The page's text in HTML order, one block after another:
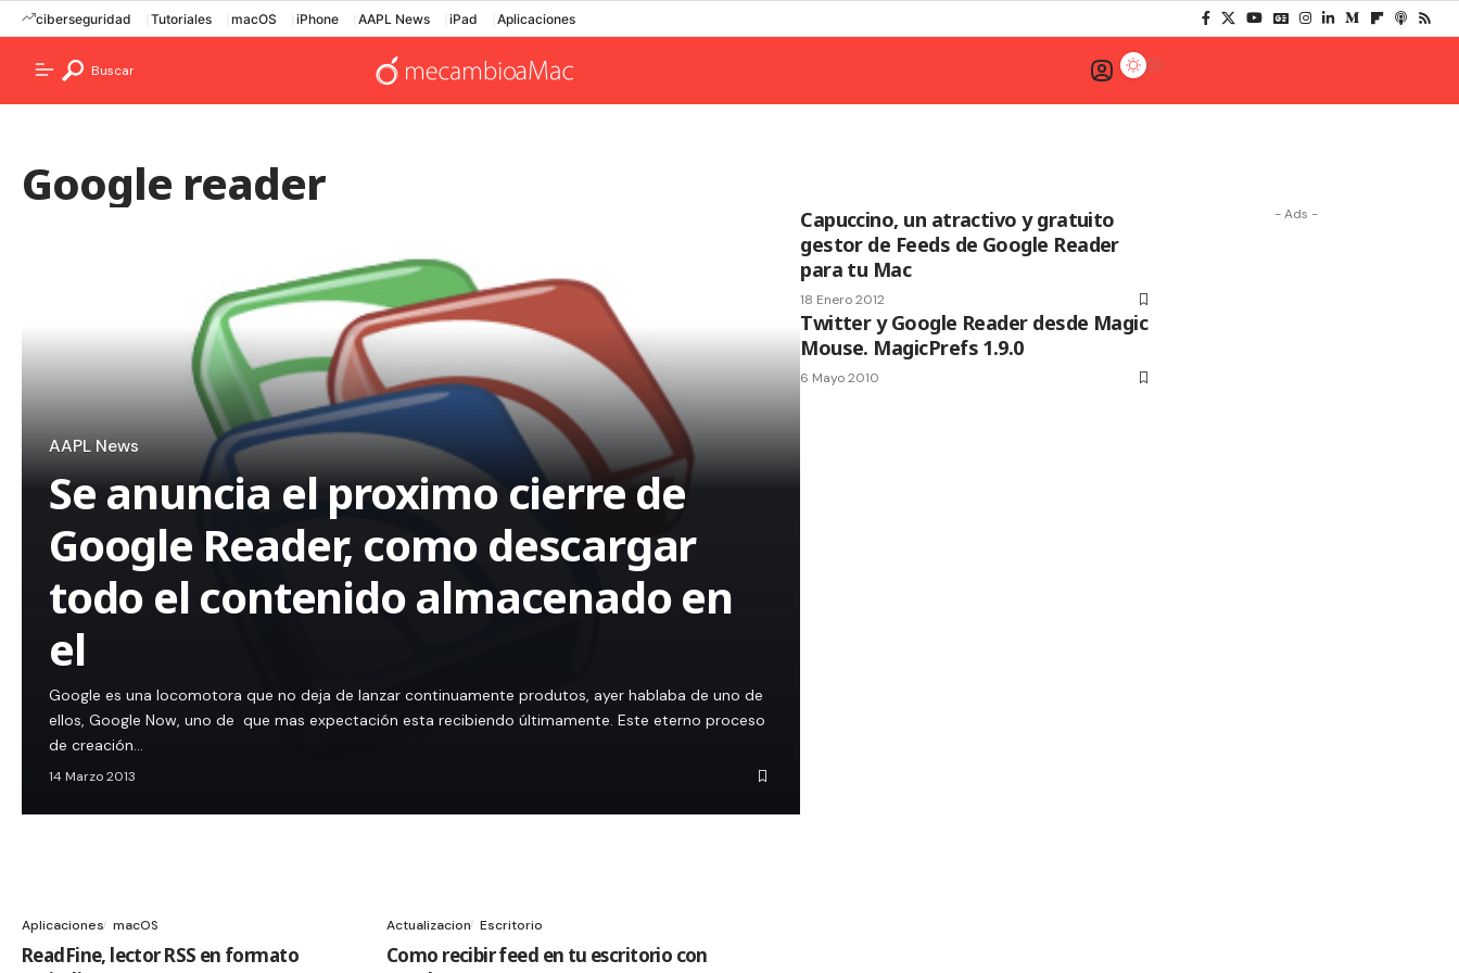
ciberseguridad Tutoriales macOS iPhone AAPL News iPad Aplicaciones
Buscar
Google reader
AAPL News
Se anuncia el proximo cierre de
Google Reader, como descargar
todo el contenido almacenado en
el
Google es una locomotora que no deja de lanzar continuamente produtos, ayer hablaba de uno de
ellos, Google Now, uno de que mas expectación esta recibiendo últimamente. Este eterno proceso
de creación…
14 Marzo 2013
Capuccino, un atractivo y gratuito
gestor de Feeds de Google Reader
para tu Mac
18 Enero 2012
Twitter y Google Reader desde Magic
Mouse. MagicPrefs 1.9.0
6 Mayo 2010
- Ads -
Aplicaciones macOS
ReadFine, lector RSS en formato
Actualizacion Escritorio
Como recibir feed en tu escritorio con